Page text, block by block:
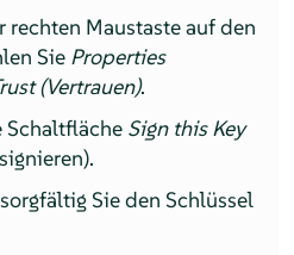
rechten Maustaste auf den
Sie Properties
(Vertrauen).
Schaltfläche Sign this Key
Sie den Schlüssel